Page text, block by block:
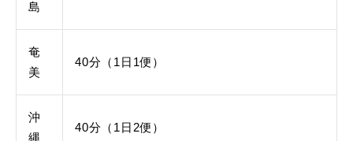
島
奄
美
40分（1日1便）
沖
縄
40分（1日2便）